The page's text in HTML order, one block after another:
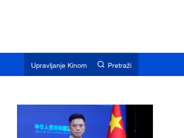
Upravljanje Kinom Pretraži